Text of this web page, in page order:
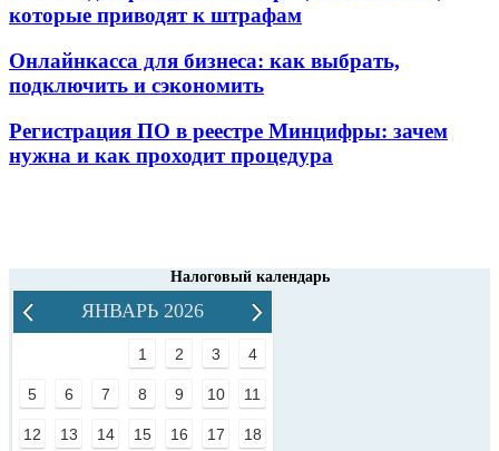
которые приводят к штрафам
Онлайнкасса для бизнеса: как выбрать,
подключить и сэкономить
Регистрация ПО в реестре Минцифры: зачем
нужна и как проходит процедура
Налоговый календарь
ЯНВАРЬ 2026
1 2 3 4
5 6 7 8 9 10 11
12 13 14 15 16 17 18